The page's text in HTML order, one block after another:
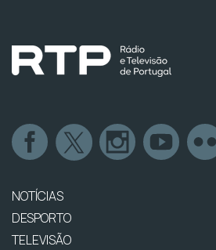
NOTÍCIAS
DESPORTO
TELEVISÃO